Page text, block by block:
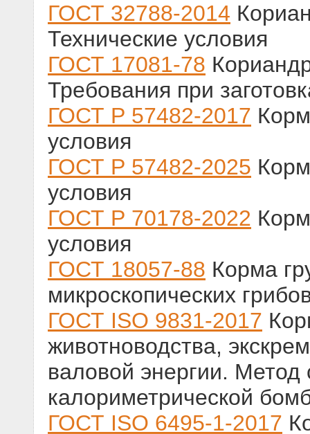
ГОСТ 32788-2014
Технические условия
ГОСТ 17081-78
Требования при
ГОСТ Р 57482-2017
условия
ГОСТ Р 57482-2025
условия
ГОСТ Р 70178-2022
условия
ГОСТ 18057-88 Корма
микроскопических
ГОСТ ISO 9831-2017
животноводства,
валовой энергии. Метод
калориметрической
ГОСТ ISO 6495-1-2017